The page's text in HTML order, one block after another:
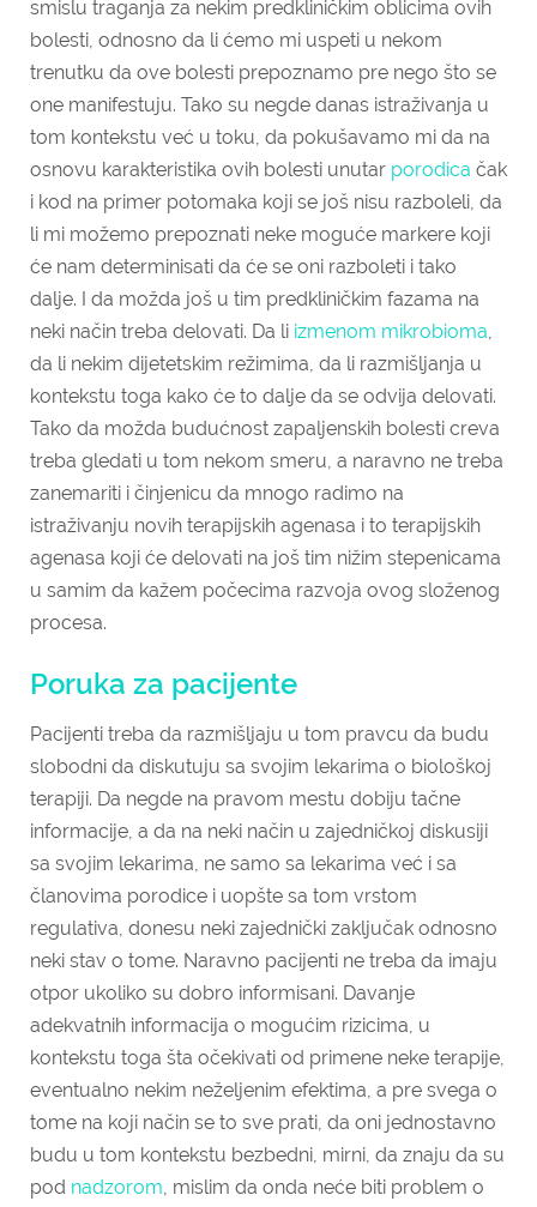
smislu traganja za nekim predkliničkim oblicima ovih
bolesti, odnosno da li ćemo mi uspeti u nekom
trenutku da ove bolesti prepoznamo pre nego što se
one manifestuju. Tako su negde danas istraživanja u
tom kontekstu već u toku, da pokušavamo mi da na
osnovu karakteristika ovih bolesti unutar porodica čak
i kod na primer potomaka koji se još nisu razboleli, da
li mi možemo prepoznati neke moguće markere koji
će nam determinisati da će se oni razboleti i tako
dalje. I da možda još u tim predkliničkim fazama na
neki način treba delovati. Da li izmenom mikrobioma,
da li nekim dijetetskim režimima, da li razmišljanja u
kontekstu toga kako će to dalje da se odvija delovati.
Tako da možda budućnost zapaljenskih bolesti creva
treba gledati u tom nekom smeru, a naravno ne treba
zanemariti i činjenicu da mnogo radimo na
istraživanju novih terapijskih agenasa i to terapijskih
agenasa koji će delovati na još tim nižim stepenicama
u samim da kažem počecima razvoja ovog složenog
procesa.
Poruka za pacijente
Pacijenti treba da razmišljaju u tom pravcu da budu
slobodni da diskutuju sa svojim lekarima o biološkoj
terapiji. Da negde na pravom mestu dobiju tačne
informacije, a da na neki način u zajedničkoj diskusiji
sa svojim lekarima, ne samo sa lekarima već i sa
članovima porodice i uopšte sa tom vrstom
regulativa, donesu neki zajednički zaključak odnosno
neki stav o tome. Naravno pacijenti ne treba da imaju
otpor ukoliko su dobro informisani. Davanje
adekvatnih informacija o mogućim rizicima, u
kontekstu toga šta očekivati od primene neke terapije,
eventualno nekim neželjenim efektima, a pre svega o
tome na koji način se to sve prati, da oni jednostavno
budu u tom kontekstu bezbedni, mirni, da znaju da su
pod nadzorom, mislim da onda neće biti problem o